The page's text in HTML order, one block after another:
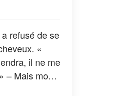
refusé de se
«
il ne me
– Mais mon
a